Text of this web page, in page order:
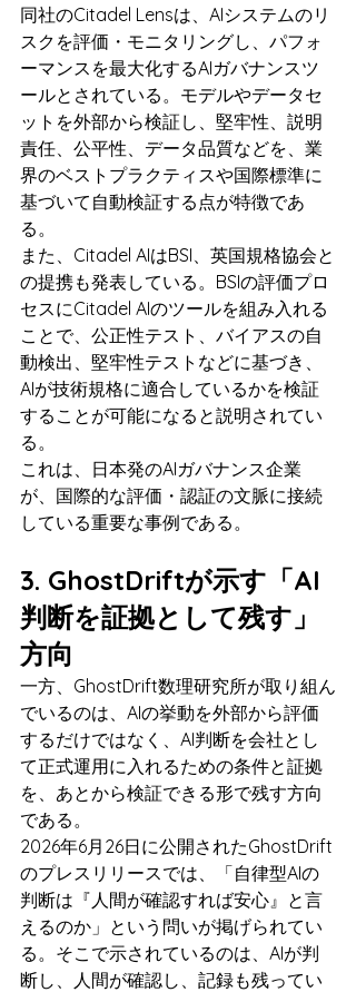
同社のCitadel Lensは、AIシステムのリ
スクを評価・モニタリングし、パフォ
ーマンスを最大化するAIガバナンスツ
ールとされている。モデルやデータセ
ットを外部から検証し、堅牢性、説明
責任、公平性、データ品質などを、業
界のベストプラクティスや国際標準に
基づいて自動検証する点が特徴であ
る。
また、Citadel AIはBSI、英国規格協会と
の提携も発表している。BSIの評価プロ
セスにCitadel AIのツールを組み入れる
ことで、公正性テスト、バイアスの自
動検出、堅牢性テストなどに基づき、
AIが技術規格に適合しているかを検証
することが可能になると説明されてい
る。
これは、日本発のAIガバナンス企業
が、国際的な評価・認証の文脈に接続
している重要な事例である。
3. GhostDriftが示す「AI
判断を証拠として残す」
方向
一方、GhostDrift数理研究所が取り組ん
でいるのは、AIの挙動を外部から評価
するだけではなく、AI判断を会社とし
て正式運用に入れるための条件と証拠
を、あとから検証できる形で残す方向
である。
2026年6月26日に公開されたGhostDrift
のプレスリリースでは、「自律型AIの
判断は『人間が確認すれば安心』と言
えるのか」という問いが掲げられてい
る。そこで示されているのは、AIが判
断し、人間が確認し、記録も残ってい